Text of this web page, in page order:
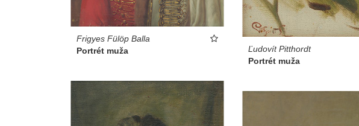
Frigyes Fülöp Balla
Portrét muža
Ľudovít Pitthordt
Portrét muža